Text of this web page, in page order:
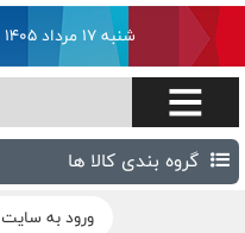
شنبه ۱۷ مرداد ۱۴۰۵ | Saturday 8 August 2026
گروه بندی کالا ها
ورود به سایت